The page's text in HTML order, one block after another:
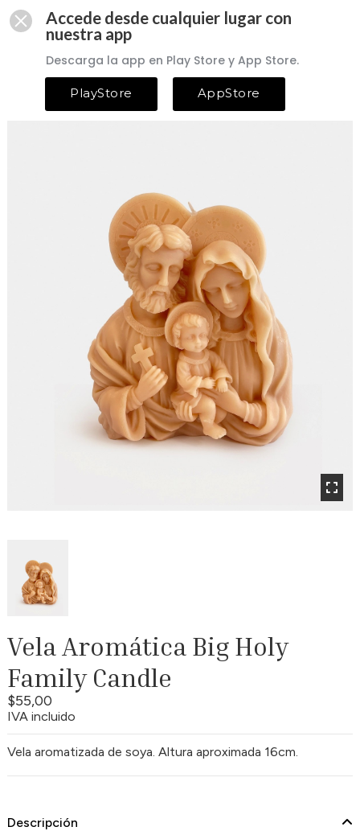
Vela Aromática Big Holy
Family Candle
$55,00
IVA incluido
Vela aromatizada de soya. Altura aproximada 16cm.
Descripción
Accede desde cualquier lugar con
nuestra app
Descarga la app en Play Store y App Store.
PlayStore AppStore